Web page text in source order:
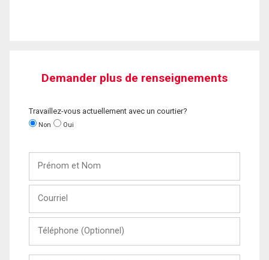
Demander plus de renseignements
Travaillez-vous actuellement avec un courtier?
Non Oui
Nom
(Optionnel)
Message